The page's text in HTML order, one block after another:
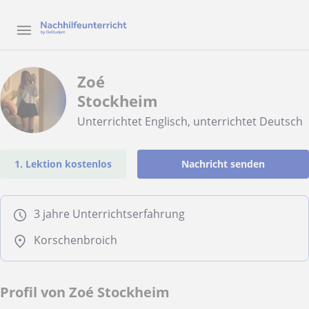
Zoé
Stockheim
Unterrichtet Englisch, unterrichtet Deutsch
1. Lektion kostenlos Nachricht senden
3 jahre Unterrichtserfahrung
Korschenbroich
Profil von Zoé Stockheim